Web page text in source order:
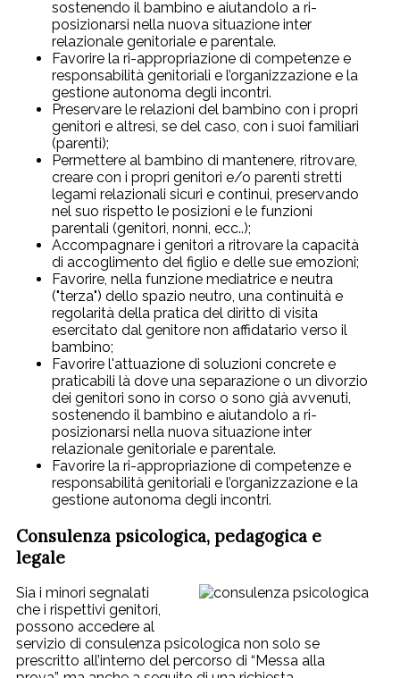
sostenendo il bambino e aiutandolo a ri-
posizionarsi nella nuova situazione inter
relazionale genitoriale e parentale.
Favorire la ri-appropriazione di competenze e
responsabilità genitoriali e l’organizzazione e la
gestione autonoma degli incontri.
Preservare le relazioni del bambino con i propri
genitori e altresì, se del caso, con i suoi familiari
(parenti);
Permettere al bambino di mantenere, ritrovare,
creare con i propri genitori e/o parenti stretti
legami relazionali sicuri e continui, preservando
nel suo rispetto le posizioni e le funzioni
parentali (genitori, nonni, ecc..);
Accompagnare i genitori a ritrovare la capacità
di accoglimento del figlio e delle sue emozioni;
Favorire, nella funzione mediatrice e neutra
("terza") dello spazio neutro, una continuità e
regolarità della pratica del diritto di visita
esercitato dal genitore non affidatario verso il
bambino;
Favorire l'attuazione di soluzioni concrete e
praticabili là dove una separazione o un divorzio
dei genitori sono in corso o sono già avvenuti,
sostenendo il bambino e aiutandolo a ri-
posizionarsi nella nuova situazione inter
relazionale genitoriale e parentale.
Favorire la ri-appropriazione di competenze e
responsabilità genitoriali e l’organizzazione e la
gestione autonoma degli incontri.
Consulenza psicologica, pedagogica e
legale
Sia i minori segnalati
che i rispettivi genitori,
possono accedere al
servizio di consulenza psicologica non solo se
prescritto all’interno del percorso di “Messa alla